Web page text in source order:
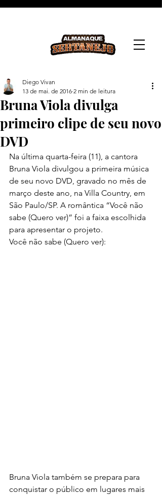
Bruna Viola divulga
primeiro clipe de seu novo
DVD
Diego Vivan
13 de mai. de 2016 2 min de leitura
Na última quarta-feira (11), a cantora
Bruna Viola divulgou a primeira música
de seu novo DVD, gravado no mês de
março deste ano, na Villa Country, em
São Paulo/SP. A romântica “Você não
sabe (Quero ver)” foi a faixa escolhida
para apresentar o projeto.
Você não sabe (Quero ver):
Bruna Viola também se prepara para
conquistar o público em lugares mais